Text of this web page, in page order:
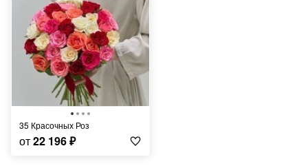
35 Красочных Роз
от22 196₽